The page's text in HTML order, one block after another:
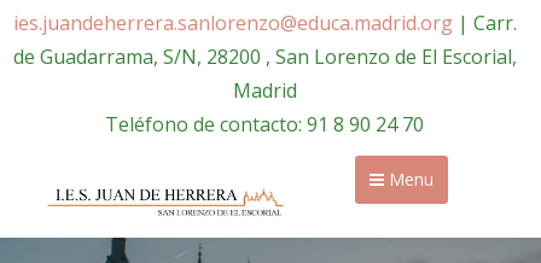
ies.juandeherrera.sanlorenzo@educa.madrid.org| Carr.
de Guadarrama, S/N, 28200 , San Lorenzo de El Escorial,
Madrid
Teléfono de contacto: 91 8 90 24 70
Menu